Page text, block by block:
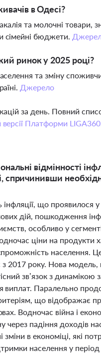
в Одесі?
та молочні товари,
сімейні бюджети.
ринок у 2025 році?
та зміну
Джерело
за день. Повний
версії Платформи
відмінності
спричинивши
що проявилося
дій, пошкодження
особливо у
ціни на продукти
населення.
з 2017 року. Нова
зв’язок з динамікою
Паралельно
що відображає
Водночас війна і
через падіння доходів
в економіці, які
населення у